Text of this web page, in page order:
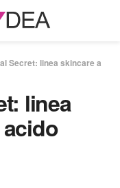
Secret: linea skincare a
linea